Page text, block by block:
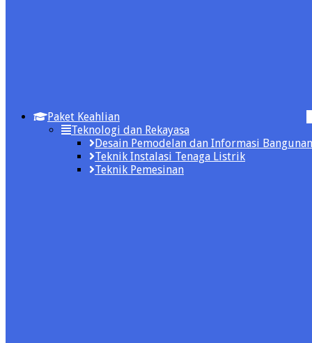
Paket Keahlian
Teknologi dan Rekayasa
Desain Pemodelan dan Informasi Bangunan
Teknik Instalasi Tenaga Listrik
Teknik Pemesinan